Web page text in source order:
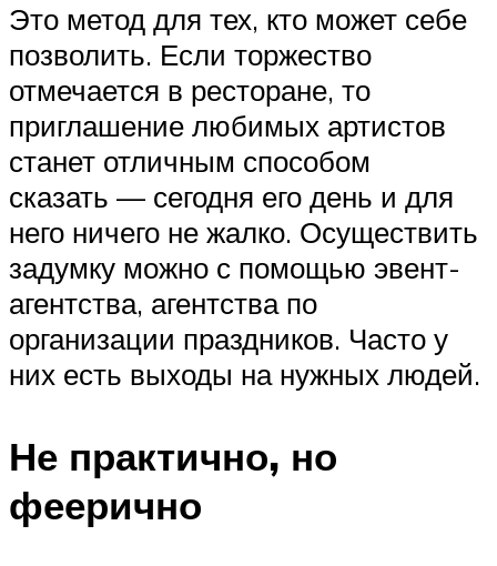
Это метод для тех, кто может себе
позволить. Если торжество
отмечается в ресторане, то
приглашение любимых артистов
станет отличным способом
сказать — сегодня его день и для
него ничего не жалко. Осуществить
задумку можно с помощью эвент-
агентства, агентства по
организации праздников. Часто у
них есть выходы на нужных людей.
Не практично, но
феерично